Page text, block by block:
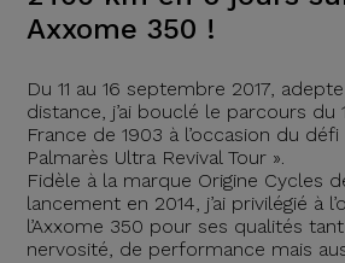
Axxome 350 !
Du 11 au 16 septembre 2017,
distance, j’ai bouclé le parcours du
France de 1903 à l’occasion du
Palmarès Ultra Revival Tour ».
Fidèle à la marque Origine Cycles
lancement en 2014, j’ai privilégié à
l’Axxome 350 pour ses qualités
nervosité, de performance mais